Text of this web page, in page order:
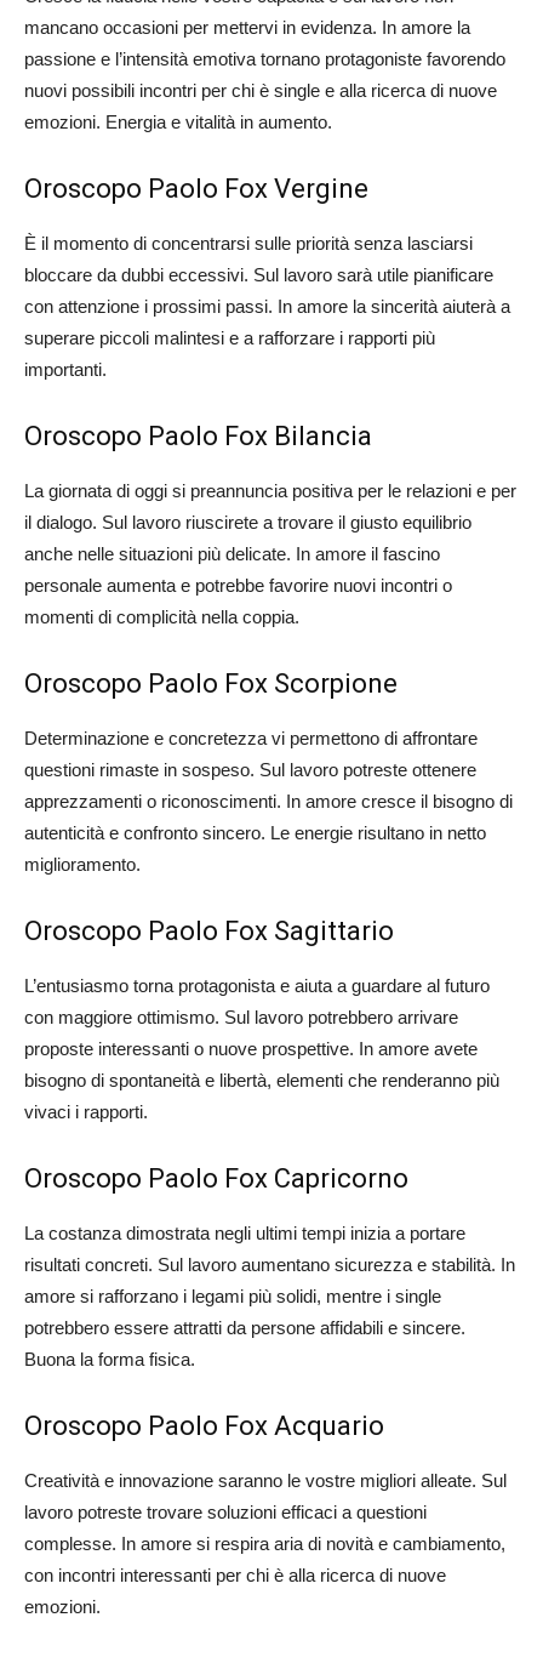
mancano occasioni per mettervi in evidenza. In amore la
passione e l’intensità emotiva tornano protagoniste favorendo
nuovi possibili incontri per chi è single e alla ricerca di nuove
emozioni. Energia e vitalità in aumento.
Oroscopo Paolo Fox Vergine
È il momento di concentrarsi sulle priorità senza lasciarsi
bloccare da dubbi eccessivi. Sul lavoro sarà utile pianificare
con attenzione i prossimi passi. In amore la sincerità aiuterà a
superare piccoli malintesi e a rafforzare i rapporti più
importanti.
Oroscopo Paolo Fox Bilancia
La giornata di oggi si preannuncia positiva per le relazioni e per
il dialogo. Sul lavoro riuscirete a trovare il giusto equilibrio
anche nelle situazioni più delicate. In amore il fascino
personale aumenta e potrebbe favorire nuovi incontri o
momenti di complicità nella coppia.
Oroscopo Paolo Fox Scorpione
Determinazione e concretezza vi permettono di affrontare
questioni rimaste in sospeso. Sul lavoro potreste ottenere
apprezzamenti o riconoscimenti. In amore cresce il bisogno di
autenticità e confronto sincero. Le energie risultano in netto
miglioramento.
Oroscopo Paolo Fox Sagittario
L’entusiasmo torna protagonista e aiuta a guardare al futuro
con maggiore ottimismo. Sul lavoro potrebbero arrivare
proposte interessanti o nuove prospettive. In amore avete
bisogno di spontaneità e libertà, elementi che renderanno più
vivaci i rapporti.
Oroscopo Paolo Fox Capricorno
La costanza dimostrata negli ultimi tempi inizia a portare
risultati concreti. Sul lavoro aumentano sicurezza e stabilità. In
amore si rafforzano i legami più solidi, mentre i single
potrebbero essere attratti da persone affidabili e sincere.
Buona la forma fisica.
Oroscopo Paolo Fox Acquario
Creatività e innovazione saranno le vostre migliori alleate. Sul
lavoro potreste trovare soluzioni efficaci a questioni
complesse. In amore si respira aria di novità e cambiamento,
con incontri interessanti per chi è alla ricerca di nuove
emozioni.